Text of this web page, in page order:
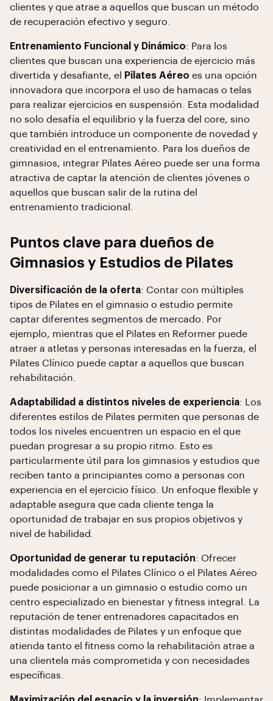
clientes y que atrae a aquellos que buscan un método
de recuperación efectivo y seguro.
Entrenamiento Funcional y Dinámico: Para los
clientes que buscan una experiencia de ejercicio más
divertida y desafiante, el
Pilates Aéreo es una opción
innovadora que incorpora el uso de hamacas o telas
para realizar ejercicios en suspensión. Esta modalidad
no solo desafía el equilibrio y la fuerza del core, sino
que también introduce un componente de novedad y
creatividad en el entrenamiento. Para los dueños de
gimnasios, integrar Pilates Aéreo puede ser una forma
atractiva de captar la atención de clientes jóvenes o
aquellos que buscan salir de la rutina del
entrenamiento tradicional.
Puntos clave para dueños de
Gimnasios y Estudios de Pilates
Diversificación de la oferta: Contar con múltiples
tipos de Pilates en el gimnasio o estudio permite
captar diferentes segmentos de mercado. Por
ejemplo, mientras que el Pilates en Reformer puede
atraer a atletas y personas interesadas en la fuerza, el
Pilates Clínico puede captar a aquellos que buscan
rehabilitación.
Adaptabilidad a distintos niveles de experiencia: Los
diferentes estilos de Pilates permiten que personas de
todos los niveles encuentren un espacio en el que
puedan progresar a su propio ritmo. Esto es
particularmente útil para los gimnasios y estudios que
reciben tanto a principiantes como a personas con
experiencia en el ejercicio físico. Un enfoque flexible y
adaptable asegura que cada cliente tenga la
oportunidad de trabajar en sus propios objetivos y
nivel de habilidad.
Oportunidad de generar tu reputación: Ofrecer
modalidades como el Pilates Clínico o el Pilates Aéreo
puede posicionar a un gimnasio o estudio como un
centro especializado en bienestar y fitness integral. La
reputación de tener entrenadores capacitados en
distintas modalidades de Pilates y un enfoque que
atienda tanto el fitness como la rehabilitación atrae a
una clientela más comprometida y con necesidades
específicas.